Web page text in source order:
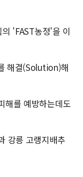
늘의 국회일정] 상임위·
이란, 美·이스라엘 선박
'FAST농정'을 이
해결(Solution)해
해를 예방하는데도
강릉 고랭지배추